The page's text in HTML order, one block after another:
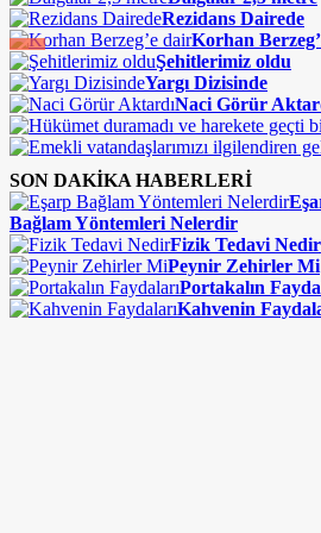
Rezidans Dairede
Korhan
Şehitlerimiz oldu
Yargı Dizisinde
Naci Görür
SON DAKİKA HABERLERİ
Bağlam Yöntemleri Nelerdir
Fizik Tedavi Nedir
Peynir Zehirler Mi
Portakalın
Kahvenin